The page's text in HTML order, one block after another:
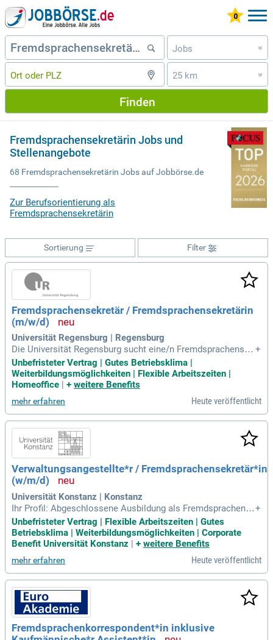
Jobs »
25 km »
Finden
Fremdsprachensekretärin Jobs und
Stellenangebote
68 Fremdsprachensekretärin Jobs auf Jobbörse.de
Zur Berufsorientierung als
Fremdsprachensekretärin
Filter
Sortierung
Fremdsprachensekretär / Fremdsprachensekretärin
(m/w/d)
Universität Regensburg | Regensburg
Die Universität Regensburg sucht eine/n Fremdsprachensek
retär/in (m/w/d) für das Bohemicum, Center for Czech Studi
es. Die Teilzeitstelle mit 20 Stunden pro Woche beginnt am
16.10.2026 und bietet eine unbefristete Anstellung. Zu den A
die Organisation von Veranstaltungen. Bewerber sollten ein
e relevante Ausbildung sowie Kenntnisse in MS Office, Deut
sch, Englisch und Tschechisch mitbringen. Neben einer ang
enehmen Arbeitsatmosphäre werden Weiterbildungsmöglic
hkeiten und flexible Arbeitszeiten geboten. Frauen sind ausd
rücklich zur Bewerbung eingeladen, um den Frauenanteil zu
erhöhen.
+
Unbefristeter Vertrag | Gutes Betriebsklima |
Weiterbildungsmöglichkeiten | Flexible Arbeitszeiten |
Homeoffice
+ weitere Benefits
mehr erfahren Heute veröffentlicht
Verwaltungsangestellte*r / Fremdsprachensekretär*in
(w/m/d)
Universität Konstanz | Konstanz
Ihr Profil: Abgeschlossene Ausbildung als Fremdsprachense
kretär*in oder gleichwertige Kenntnisse und Erfahrungen; Be
herrschung der gängigen Office-Software (Word, Excel, Pow
er Point etc.) sowie sicherer Umgang mit dem Internet; Sich
+
Unbefristeter Vertrag | Flexible Arbeitszeiten | Gutes
Betriebsklima | Weiterbildungsmöglichkeiten | Corporate
Benefit Universität Konstanz | + weitere Benefits
mehr erfahren Heute veröffentlicht
Fremdsprachenkorrespondent*in inklusive